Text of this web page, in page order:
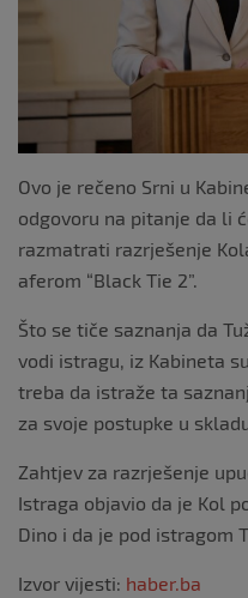
Ovo je rečeno Srni u
odgovoru na pitanje da li
razmatrati razrješenje
aferom “Black Tie 2”.
Što se tiče saznanja da
vodi istragu, iz Kabineta
treba da istraže ta
za svoje postupke u
Zahtjev za razrješenje
Istraga objavio da je Kol
Dino i da je pod istragom
Izvor vijesti: haber.ba